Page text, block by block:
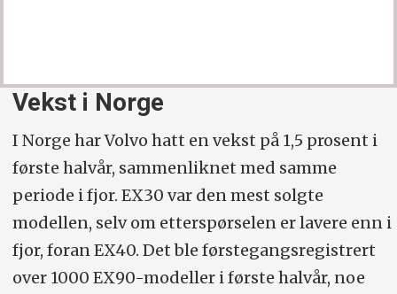
Vekst i Norge
I Norge har Volvo hatt en vekst på 1,5 prosent i
første halvår, sammenliknet med samme
periode i fjor. EX30 var den mest solgte
modellen, selv om etterspørselen er lavere enn i
fjor, foran EX40. Det ble førstegangsregistrert
over 1000 EX90-modeller i første halvår, noe